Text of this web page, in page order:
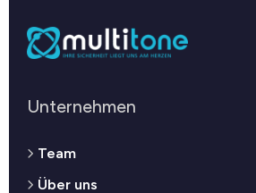
Unternehmen
Team
Über uns